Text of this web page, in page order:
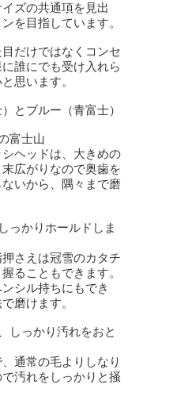
ズの共通項を見出
を目指しています。
だけではなくコンセ
誰にでも受け入れら
思います。
とブルー（青富士）
富士山
ヘッドは、大きめの
広がりなので奥歯を
いから、隅々まで磨
っかりホールドしま
さえは冠雪のカタチ
ることもできます。
シル持ちにもでき
磨けます。
しっかり汚れをおと
通常の毛よりしなり
汚れをしっかりと掻